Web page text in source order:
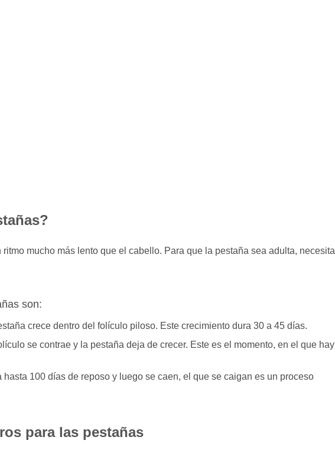
ritmo mucho más lento que el cabello. Para que la pestaña sea adulta, necesita
son:
crece dentro del folículo piloso. Este crecimiento dura 30 a 45 días.
se contrae y la pestaña deja de crecer. Este es el momento, en el que hay
hasta 100 días de reposo y luego se caen, el que se caigan es un proceso
para las pestañas